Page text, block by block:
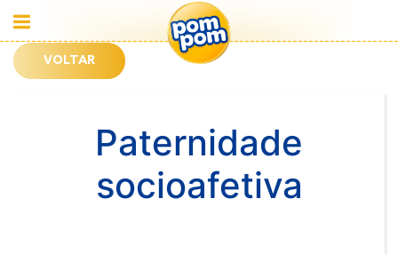
VOLTAR
Paternidade
socioafetiva